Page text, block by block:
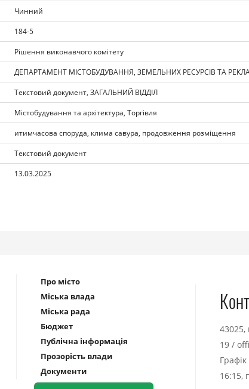
Чинний
184-5
Рішення виконавчого комітету
ДЕПАРТАМЕНТ МІСТОБУДУВАННЯ, ЗЕМЕЛЬНИХ РЕСУРСІВ ТА
Текстовий документ, ЗАГАЛЬНИЙ ВІДДІЛ
Містобудування та архітектура, Торгівля
итимчасова споруда, клима савура, продовження розміщення
Текстовий документ
13.03.2025
Про місто
Міська влада
Міська рада
Бюджет
Публічна інформація
Прозорість влади
Документи
43025,
19 /
16:15,